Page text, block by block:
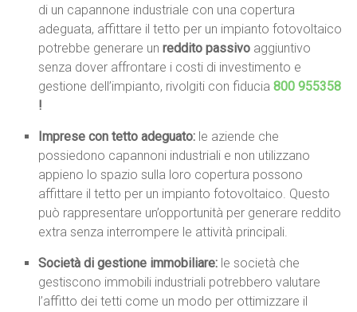
di un capannone industriale con una copertura
adeguata, affittare il tetto per un impianto fotovoltaico
potrebbe generare unreddito passivo aggiuntivo
senza dover affrontare i costi di investimento e
gestione dell’impianto, rivolgiti con fiducia800 955358
!
Imprese con tetto adeguato: le aziende che
possiedono capannoni industriali e non utilizzano
appieno lo spazio sulla loro copertura possono
affittare il tetto per un impianto fotovoltaico. Questo
può rappresentare un’opportunità per generare reddito
extra senza interrompere le attività principali.
Società di gestione immobiliare: le società che
gestiscono immobili industriali potrebbero valutare
l’affitto dei tetti come un modo per ottimizzare il